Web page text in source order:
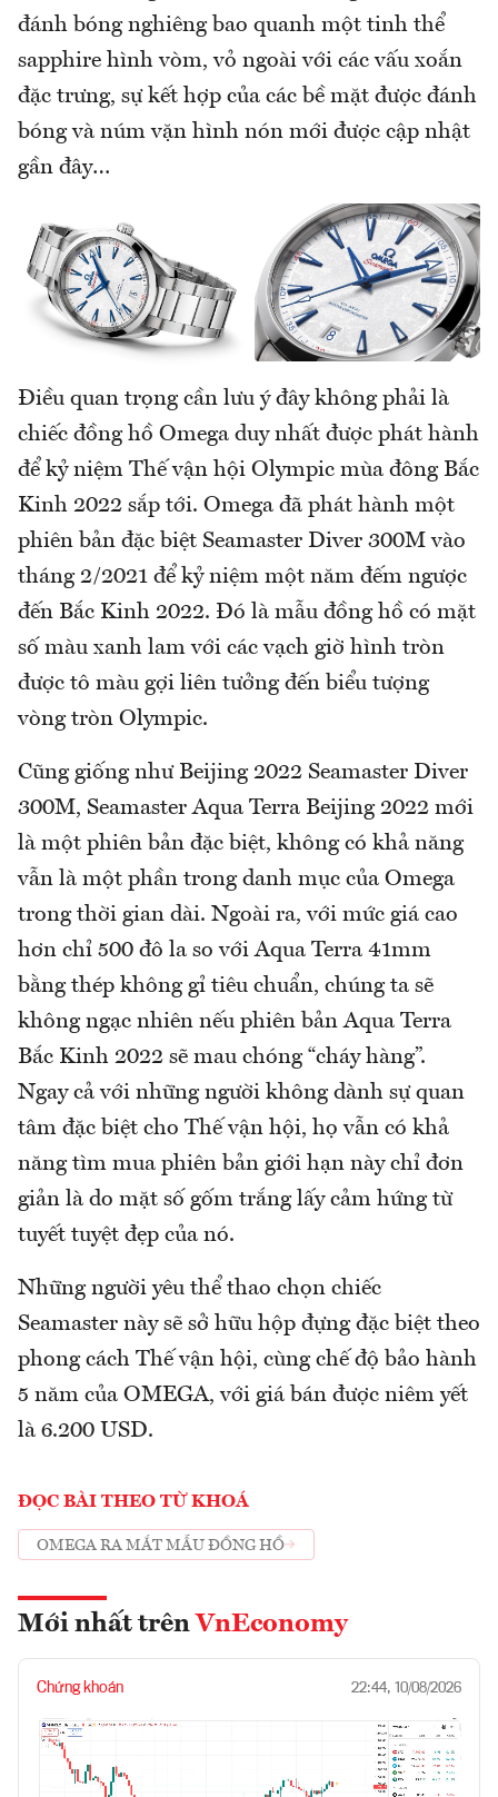
đánh bóng nghiêng bao quanh một tinh thể
sapphire hình vòm, vỏ ngoài với các vấu xoắn
đặc trưng, ​​sự kết hợp của các bề mặt được đánh
bóng và núm vặn hình nón mới được cập nhật
gần đây…
Điều quan trọng cần lưu ý đây không phải là
chiếc đồng hồ Omega duy nhất được phát hành
để kỷ niệm Thế vận hội Olympic mùa đông Bắc
Kinh 2022 sắp tới. Omega đã phát hành một
phiên bản đặc biệt Seamaster Diver 300M vào
tháng 2/2021 để kỷ niệm một năm đếm ngược
đến Bắc Kinh 2022. Đó là mẫu đồng hồ có mặt
số màu xanh lam với các vạch giờ hình tròn
được tô màu gợi liên tưởng đến biểu tượng
vòng tròn Olympic.
Cũng giống như Beijing 2022 Seamaster Diver
300M, Seamaster Aqua Terra Beijing 2022 mới
là một phiên bản đặc biệt, không có khả năng
vẫn là một phần trong danh mục của Omega
trong thời gian dài. Ngoài ra, với mức giá cao
hơn chỉ 500 đô la so với Aqua Terra 41mm
bằng thép không gỉ tiêu chuẩn, chúng ta sẽ
không ngạc nhiên nếu phiên bản Aqua Terra
Bắc Kinh 2022 sẽ mau chóng “cháy hàng”.
Ngay cả với những người không dành sự quan
tâm đặc biệt cho Thế vận hội, họ vẫn có khả
năng tìm mua phiên bản giới hạn này chỉ đơn
giản là do mặt số gốm trắng lấy cảm hứng từ
tuyết tuyệt đẹp của nó.
Những người yêu thể thao chọn chiếc
Seamaster này sẽ sở hữu hộp đựng đặc biệt theo
phong cách Thế vận hội, cùng chế độ bảo hành
5 năm của OMEGA, với giá bán được niêm yết
là 6.200 USD.
ĐỌC BÀI THEO TỪ KHOÁ
OMEGA RA MẮT MẪU ĐỒNG HỒ
Mới nhất trên VnEconomy
Chứng khoán 22:44, 10/08/2026